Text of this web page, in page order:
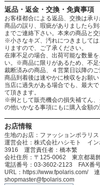
返品・返金・交換・免責事項
お客様都合による返品、交換は承り
商品の誤り、瑕疵がありましたら
までご連絡下さい。本来の商品と交
※小さなキズ、汚れにつきまして
りますので、ご了承ください。
在庫不足の場合、出荷可能な数量
い。※商品に限りがあるため、不足
裁断済みの商品、４営業日以降の
商品到着後は速やかに検収をお願い
当店に過失がある場合でも、最大
て頂きます。
※例として販売機会の損失補てん
の他いかなる事項にもに購入金額の
お店情報
生地のお店：ファッションポラリス
運営会社：株式会社ハシモト イ
3916 運営責任者：橋本繁
会社住所：〒125-0062 東京都葛
電話番号：03-3602-2123 FAX番
URL：https://www.fpolaris.com/ 連
shopmaster@fpolaris.com